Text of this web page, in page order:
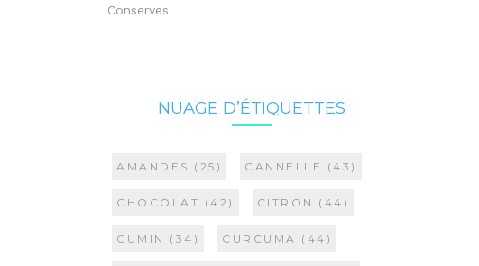
Conserves
NUAGE D’ÉTIQUETTES
AMANDES (25) CANNELLE (43)
CHOCOLAT (42) CITRON (44)
CUMIN (34) CURCUMA (44)